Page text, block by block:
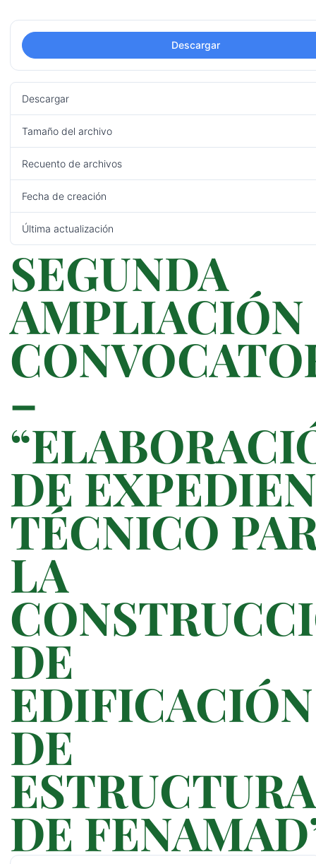
Descargar
Descargar
Tamaño del archivo
Recuento de archivos
Fecha de creación
Última actualización
SEGUNDA
AMPLIACIÓN
–
DE
TÉCNICO
LA
DE
EDIFICACIÓN
DE
ESTRUCTURA
DE